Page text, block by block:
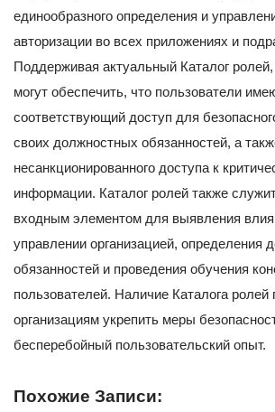
единообразного определения и
авторизации во всех приложениях и
Поддерживая актуальный Каталог ролей,
могут обеспечить, что пользователи
соответствующий доступ для
своих должностных обязанностей, а
несанкционированного доступа к
информации. Каталог ролей также
входным элементом для выявления
управлении организацией, определения
обязанностей и проведения обучения
пользователей. Наличие Каталога ролей
организациям укрепить меры
бесперебойный пользовательский опыт.
Похожие Записи: